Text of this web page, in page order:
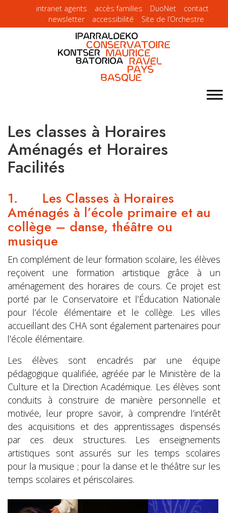
intranet agents accès familles DuoNet
contact
newsletter
accessibilité Site de l’Orchestre
Les classes à Horaires
Aménagés et Horaires
Facilités
1. Les Classes à Horaires
Aménagés à l’école primaire et au
collège – danse, théâtre ou
musique
En complément de leur formation scolaire, les élèves
reçoivent une formation artistique grâce à un
aménagement des horaires de cours. Ce projet est
porté par le Conservatoire et l’Éducation Nationale
pour l’école élémentaire et le collège. Les villes
accueillant des CHA sont également partenaires pour
l’école élémentaire.
Les élèves sont encadrés par une équipe
pédagogique qualifiée, agréée par le Ministère de la
Culture et la Direction Académique. Les élèves sont
conduits à construire de manière personnelle et
motivée, leur propre savoir, à comprendre l’intérêt
des acquisitions et des apprentissages dispensés
par ces deux structures. Les enseignements
artistiques sont assurés sur les temps scolaires
pour la musique ; pour la danse et le théâtre sur les
temps scolaires et périscolaires.